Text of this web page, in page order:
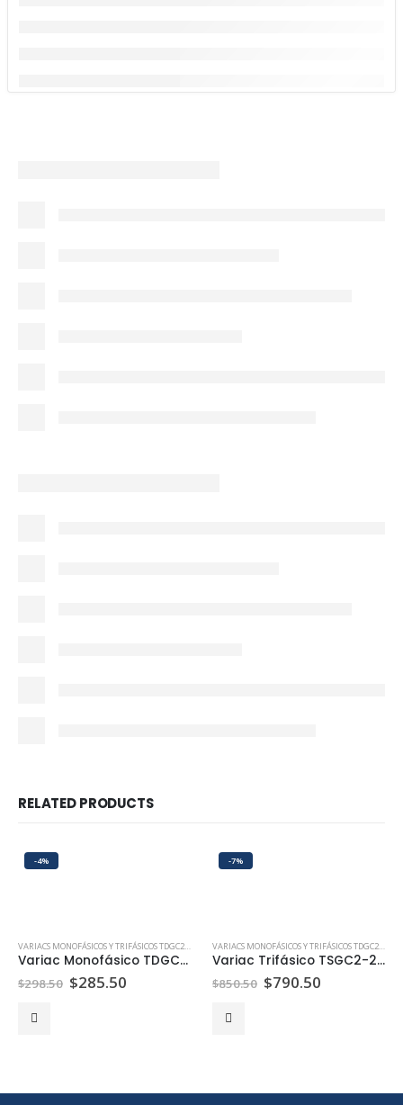
RELATED PRODUCTS
-4%
VARIACS MONOFÁSICOS Y TRIFÁSICOS TDGC2 TSGC2 | PEPTEL
Variac Monofásico TDGC2-5KVA
$298.50 $285.50
-7%
VARIACS MONOFÁSICOS Y TRIFÁSICOS TDGC2 TSGC2 | PEPTEL
Variac Trifásico TSGC2-20KVA
$850.50 $790.50